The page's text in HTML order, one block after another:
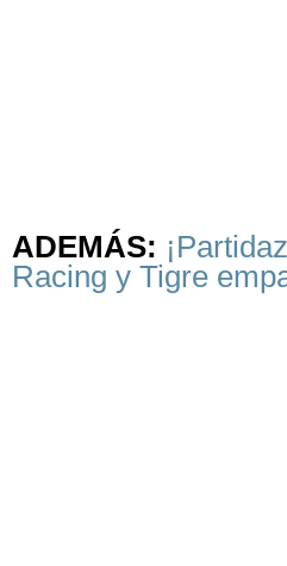
ADEMÁS:
Racing y Tigre